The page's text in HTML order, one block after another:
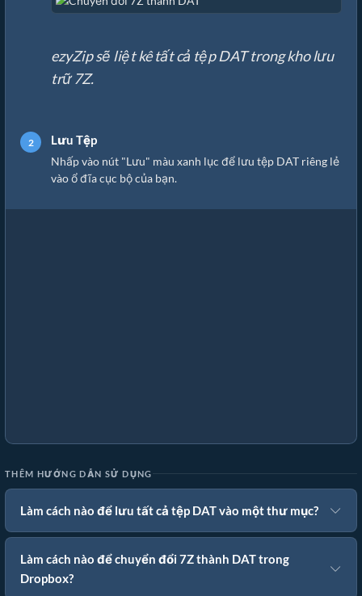
ezyZip sẽ liệt kê tất cả tệp DAT trong kho lưu
trữ 7Z.
Lưu Tệp
Nhấp vào nút "Lưu" màu xanh lục để lưu tệp DAT riêng lẻ
vào ổ đĩa cục bộ của bạn.
THÊM HƯỚNG DẪN SỬ DỤNG
Làm cách nào để lưu tất cả tệp DAT vào một thư mục?
Làm cách nào để chuyển đổi 7Z thành DAT trong
Dropbox?